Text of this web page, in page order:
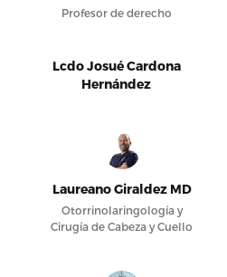
Profesor de derecho
Lcdo Josué Cardona
Hernández
Laureano Giraldez MD
Otorrinolaringología y
Cirugía de Cabeza y Cuello